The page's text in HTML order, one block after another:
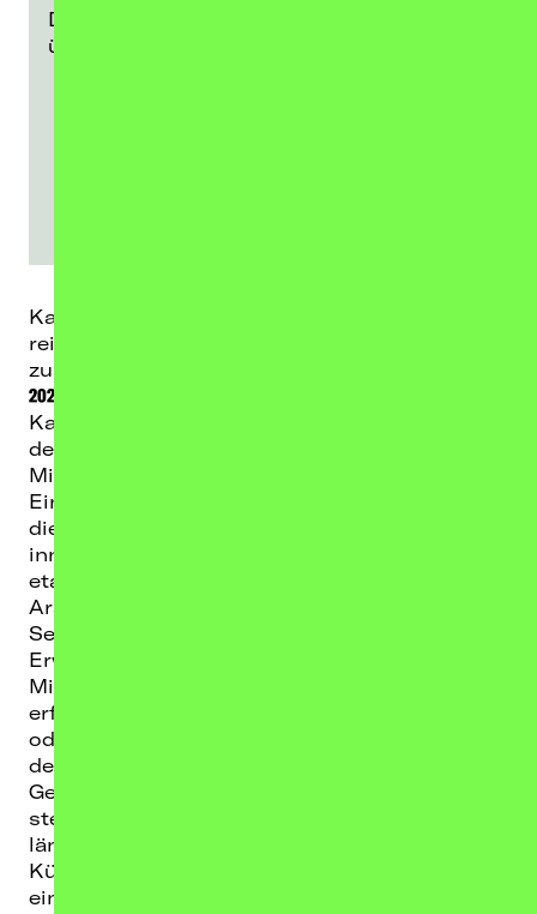
Daten an den jeweiligen Anbieter
übermittelt werden.
Kauta startet in ihre nächste Ära: größer,
reifer und intensiver denn je. Und was gehört
zu einer neuen Ära? Eine neue Tour. Die
2027
Kauta gehört zu den spannendsten Stimmen
der neuen Generation. Mit ihrer einzigartigen
Mischung aus Urban Pop, orientalischen
Einflüssen und emotionalem Storytelling hat
die deutsch-marokkanische Künstlerin
innerhalb kürzester Zeit ihren eigenen Sound
etabliert. Zwischen Deutsch, Französisch und
Arabisch erzählt sie Geschichten über Liebe,
Selbstfindung, Druck, Familie und das
Erwachsenwerden.
Mit mehreren Millionen Streams,
erfolgreichen Collabs wie „NaNa“ mit Lune
oder „On/Off“ mit Milano, ihrer Teilnahme an
der Spotify EQUAL Kampagne, der VOGUE
Germany „Ready for 2026“-Hotlist und einer
stetig wachsenden Community zählt Kauta
längst zu den wichtigsten jungen
Künstlerinnen des Landes. Ihre Musik trifft
einen Nerv – besonders bei einer Generation,